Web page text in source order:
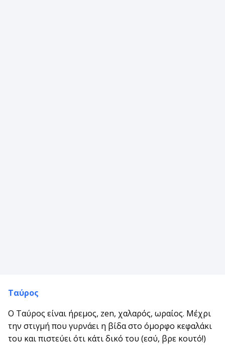
Ταύρος
Ο Ταύρος είναι ήρεμος, zen, χαλαρός, ωραίος. Μέχρι
την στιγμή που γυρνάει η βίδα στο όμορφο κεφαλάκι
του και πιστεύει ότι κάτι δικό του (εσύ, βρε κουτό!)